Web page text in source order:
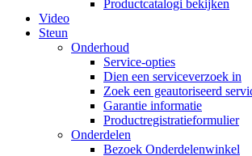
Productcatalogi bekijken
Video
Steun
Onderhoud
Service-opties
Dien een serviceverzoek in
Zoek een geautoriseerd
Garantie informatie
Productregistratieformulier
Onderdelen
Bezoek Onderdelenwinkel